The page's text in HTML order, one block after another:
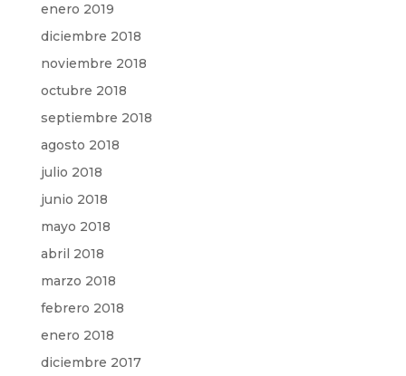
enero 2019
diciembre 2018
noviembre 2018
octubre 2018
septiembre 2018
agosto 2018
julio 2018
junio 2018
mayo 2018
abril 2018
marzo 2018
febrero 2018
enero 2018
diciembre 2017